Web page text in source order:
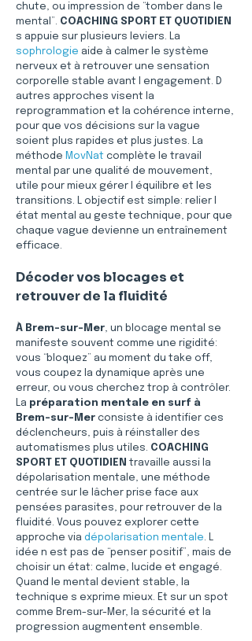
chute, ou impression de “tomber dans le
mental”. COACHING SPORT ET QUOTIDIEN
s appuie sur plusieurs leviers. La
sophrologie aide à calmer le système
nerveux et à retrouver une sensation
corporelle stable avant l engagement. D
autres approches visent la
reprogrammation et la cohérence interne,
pour que vos décisions sur la vague
soient plus rapides et plus justes. La
méthode MovNat complète le travail
mental par une qualité de mouvement,
utile pour mieux gérer l équilibre et les
transitions. L objectif est simple: relier l
état mental au geste technique, pour que
chaque vague devienne un entraînement
efficace.
Décoder vos blocages et
retrouver de la fluidité
À Brem-sur-Mer, un blocage mental se
manifeste souvent comme une rigidité:
vous “bloquez” au moment du take off,
vous coupez la dynamique après une
erreur, ou vous cherchez trop à contrôler.
La préparation mentale en surf à
Brem-sur-Mer consiste à identifier ces
déclencheurs, puis à réinstaller des
automatismes plus utiles. COACHING
SPORT ET QUOTIDIEN travaille aussi la
dépolarisation mentale, une méthode
centrée sur le lâcher prise face aux
pensées parasites, pour retrouver de la
fluidité. Vous pouvez explorer cette
approche via dépolarisation mentale. L
idée n est pas de “penser positif”, mais de
choisir un état: calme, lucide et engagé.
Quand le mental devient stable, la
technique s exprime mieux. Et sur un spot
comme Brem-sur-Mer, la sécurité et la
progression augmentent ensemble.